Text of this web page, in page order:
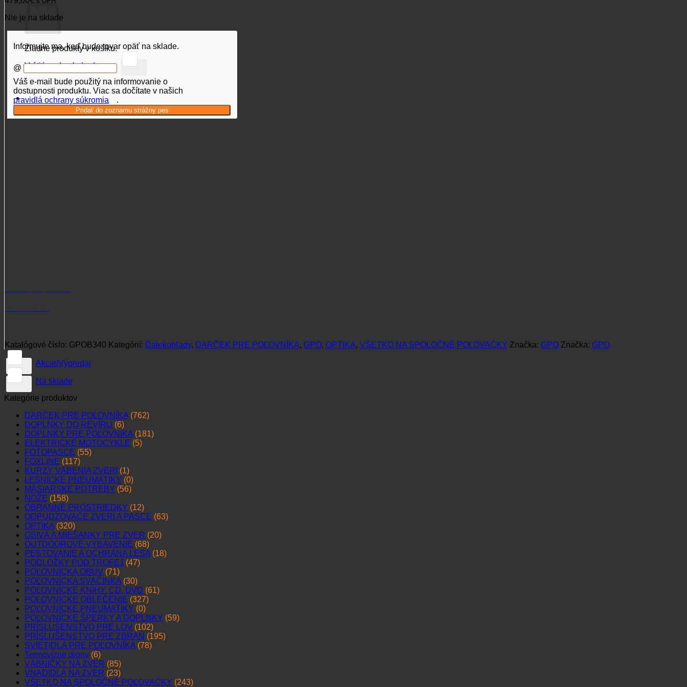
Žiadne produkty v košíku.
Vrátiť sa do obchodu
Nie je na sklade
Informujte ma, keď bude tovar opäť na sklade.
@
Váš e-mail bude použitý na informovanie o
dostupnosti produktu. Viac sa dočítate v našich
pravidlá ochrany súkromia
.
Katalógové číslo: GPOB340 Kategórií: Ďalekohľady, DARČEK PRE POĽOVNÍKA, GPO, OPTIKA, VŠETKO NA SPOLOČNÉ POĽOVAČKY Značka: GPO Značka: GPO
Akcie/Výpredaj
Na sklade
Kategórie produktov
DARČEK PRE POĽOVNÍKA (762)
DOPLNKY DO REVÍRU (6)
DOPLNKY PRE POĽOVNÍKA (181)
ELEKTRICKÉ MOTOCYKLE (5)
FOTOPASCE (55)
FOXLINE (117)
KURZY VÁBENIA ZVERI (1)
LESNÍCKE PNEUMATIKY (0)
MÄSIARSKE POTREBY (56)
NOŽE (158)
OBRANNÉ PROSTRIEDKY (12)
ODPUDZOVAČE ZVERI A PASCE (63)
OPTIKA (320)
OSIVÁ A MIEŠANKY PRE ZVER (20)
OUTDOOROVÉ VYBAVENIE (68)
PESTOVANIE A OCHRANA LESA (18)
PODLOŽKY POD TROFEJ (47)
POĽOVNÍCKA OBUV (71)
POĽOVNÍCKA SVAČINKA (30)
POĽOVNÍCKE KNIHY, CD, DVD (61)
POĽOVNÍCKE OBLEČENIE (327)
POĽOVNÍCKE PNEUMATIKY (0)
POĽOVNÍCKE ŠPERKY A DOPLNKY (59)
PRÍSLUŠENSTVO PRE LOV (102)
PRÍSLUŠENSTVO PRE ZBRAŇ (195)
SVIETIDLÁ PRE POĽOVNÍKA (78)
Termovízne drony (6)
VÁBNIČKY NA ZVER (85)
VNADIDLÁ NA ZVER (23)
VŠETKO NA SPOLOČNÉ POĽOVAČKY (243)